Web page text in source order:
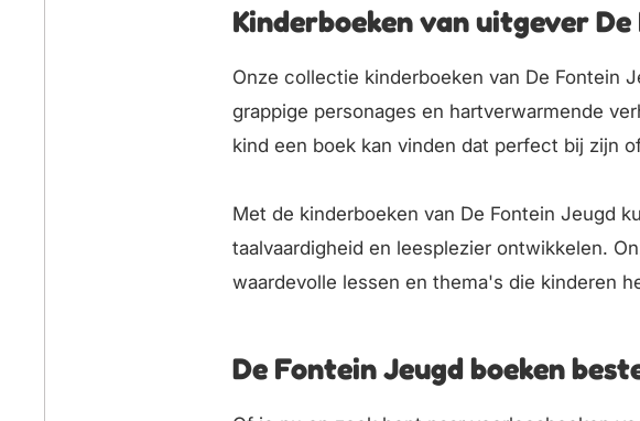
Kinderboeken van uitgever
Onze collectie kinderboeken van De Fontein
grappige personages en hartverwarmende
kind een boek kan vinden dat perfect bij zijn
Met de kinderboeken van De Fontein Jeugd
taalvaardigheid en leesplezier ontwikkelen.
waardevolle lessen en thema's die kinderen
De Fontein Jeugd boeken